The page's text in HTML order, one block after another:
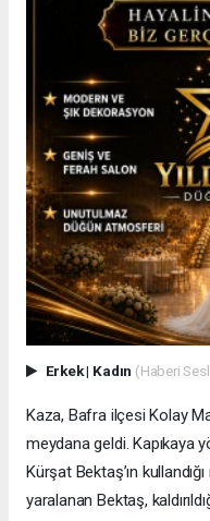
Erkek| Kadın (Haberi
Kaza, Bafra ilçesi Kolay
meydana geldi. Kapıkaya
Kürşat Bektaş’ın
yaralanan Bektaş,